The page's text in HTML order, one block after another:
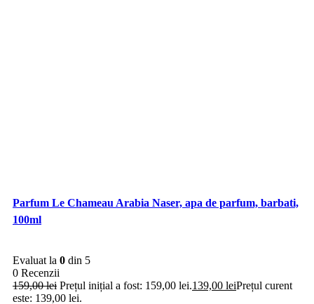
Parfum Le Chameau Arabia Naser, apa de parfum, barbati,
100ml
Evaluat la 0 din 5
0 Recenzii
159,00lei Prețul inițial a fost: 159,00 lei.139,00 leiPrețul curent
este: 139,00 lei.